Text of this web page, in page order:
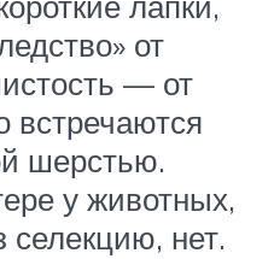
от
— от
встречаются
шерстью.
у животных,
нет.